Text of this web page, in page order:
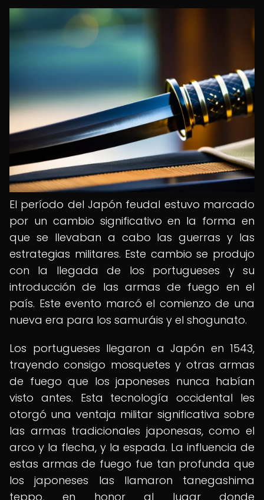
El período del Japón feudal estuvo marcado
por un cambio significativo en la forma en
que se llevaban a cabo las guerras y las
estrategias militares. Este cambio se produjo
con la llegada de los portugueses y su
introducción de las armas de fuego en el
país. Este evento marcó el comienzo de una
nueva era para los samuráis y el shogunato.
Los portugueses llegaron a Japón en 1543,
trayendo consigo mosquetes y otras armas
de fuego que los japoneses nunca habían
visto antes. Esta tecnología occidental les
otorgó una ventaja militar significativa sobre
las armas tradicionales japonesas, como el
arco y la flecha, y la espada. La influencia de
estas armas de fuego fue tan profunda que
los japoneses las llamaron tanegashima
teppo, en honor al lugar donde